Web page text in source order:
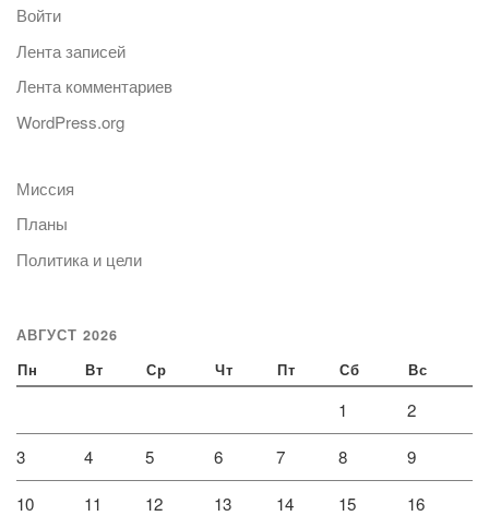
Войти
Лента записей
Лента комментариев
WordPress.org
Миссия
Планы
Политика и цели
АВГУСТ 2026
Пн Вт Ср Чт Пт Сб Вс
1 2
3 4 5 6 7 8 9
10 11 12 13 14 15 16